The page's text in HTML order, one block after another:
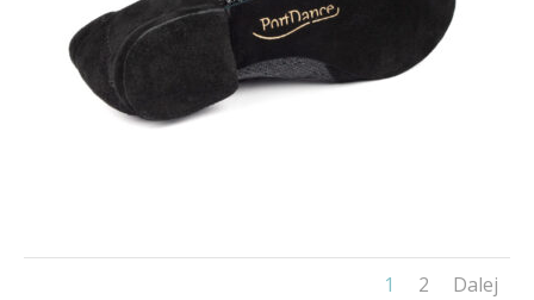
1 2 Dalej